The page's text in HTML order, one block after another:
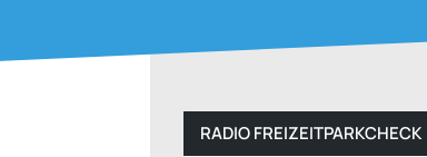
RADIO FREIZEITPARKCHECK